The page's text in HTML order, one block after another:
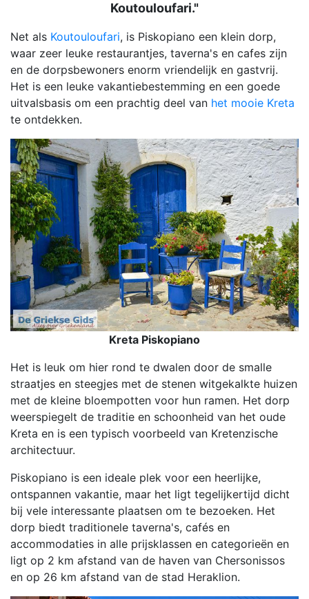
Koutouloufari."
Net als Koutouloufari, is Piskopiano een klein dorp,
waar zeer leuke restaurantjes, taverna's en cafes zijn
en de dorpsbewoners enorm vriendelijk en gastvrij.
Het is een leuke vakantiebestemming en een goede
uitvalsbasis om een prachtig deel van het mooie Kreta
te ontdekken.
Kreta Piskopiano
Het is leuk om hier rond te dwalen door de smalle
straatjes en steegjes met de stenen witgekalkte huizen
met de kleine bloempotten voor hun ramen. Het dorp
weerspiegelt de traditie en schoonheid van het oude
Kreta en is een typisch voorbeeld van Kretenzische
architectuur.
Piskopiano is een ideale plek voor een heerlijke,
ontspannen vakantie, maar het ligt tegelijkertijd dicht
bij vele interessante plaatsen om te bezoeken. Het
dorp biedt traditionele taverna's, cafés en
accommodaties in alle prijsklassen en categorieën en
ligt op 2 km afstand van de haven van Chersonissos
en op 26 km afstand van de stad Heraklion.